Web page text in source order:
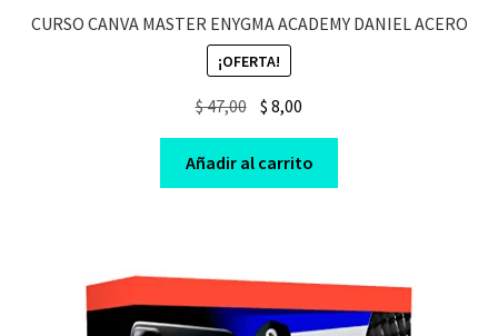
CURSO CANVA MASTER ENYGMA ACADEMY DANIEL ACERO
¡OFERTA!
$47,00 Original
price
was:
$ 47,00.
$ 8,00
price
is:
$ 8,00.
Añadir al carrito